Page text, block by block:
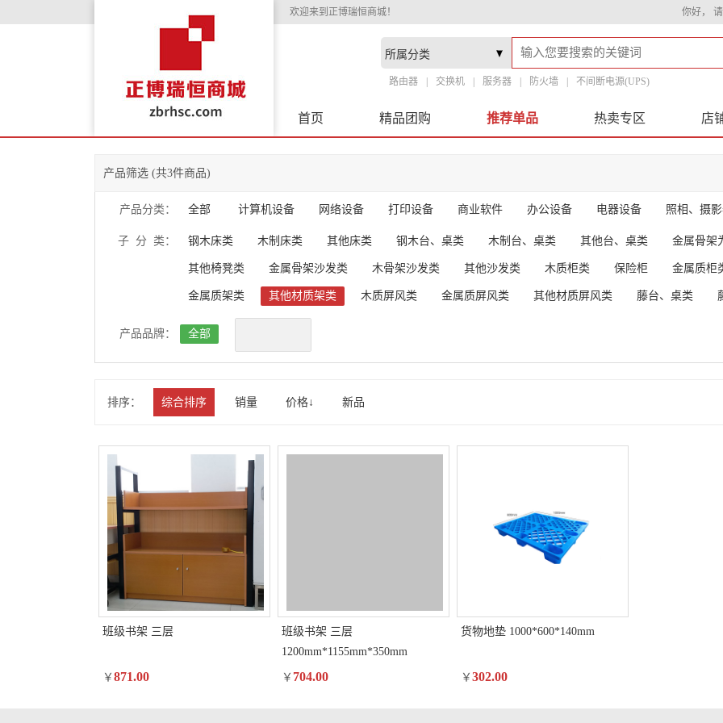
欢迎来到正博瑞恒商城！ 你好，
路由器 交换机 服务器 防火墙 不间断电源(UPS)
首页 精品团购 推荐单品 热卖专区 店
产品筛选 (共3件商品)
产品分类： 全部 计算机设备 网络设备 打印设备 商业软件 办公设备 电器设备 照相、摄
子 分 类： 钢木床类 木制床类 其他床类 钢木台、桌类 木制台、桌类 其他台、桌类 金属骨架
其他椅凳类 金属骨架沙发类 木骨架沙发类 其他沙发类 木质柜类 保险柜 金属质柜
金属质架类 其他材质架类 木质屏风类 金属质屏风类 其他材质屏风类 藤台、桌类
产品品牌： 全部
排序： 综合排序 销量 价格↓ 新品
班级书架 三层
￥ 871.00
班级书架 三层
1200mm*1155mm*350mm
￥ 704.00
货物地垫 1000*600*140mm
￥ 302.00